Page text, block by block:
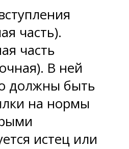
часть).
часть
В ней
должны быть
на нормы
истец или